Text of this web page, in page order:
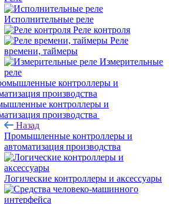
Исполнительные реле
Реле контроля
Реле
времени, таймеры
Измерительные
реле
контроллеры и
производства
Назад
Промышленные контроллеры и
автоматизация производства
Логические контроллеры и аксессуары